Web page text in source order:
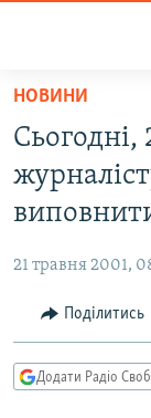
Перейти
основного
матеріалу
Перейти
до
основної
навігації
Перейти
до
пошуку
ВСЕ ЗА ДОБУ
СТАТТІ
ЕКОНОМІКА
СУСПІЛЬСТВО
РОСІЙСЬКА
ДОНБАС.РЕАЛІЇ
ТИ ЯК?
НОВИНИ
21 травня 2001,
Поділитись
Додати Радіо